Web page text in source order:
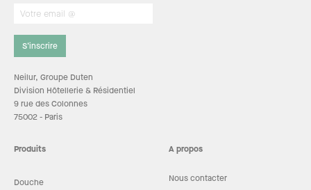
S’inscrire
Neilur, Groupe Duten
Division Hôtellerie & Résidentiel
9 rue des Colonnes
75002 - Paris
Produits
Douche
A propos
Nous contacter